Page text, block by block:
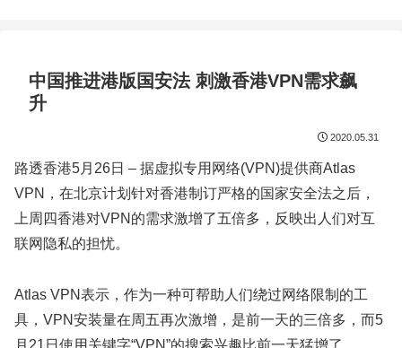
中国推进港版国安法 刺激香港VPN需求飙
升
2020.05.31
路透香港5月26日 – 据虚拟专用网络(VPN)提供商Atlas
VPN，在北京计划针对香港制订严格的国家安全法之后，
上周四香港对VPN的需求激增了五倍多，反映出人们对互
联网隐私的担忧。
Atlas VPN表示，作为一种可帮助人们绕过网络限制的工
具，VPN安装量在周五再次激增，是前一天的三倍多，而5
月21日使用关键字“VPN”的搜索兴趣比前一天猛增了